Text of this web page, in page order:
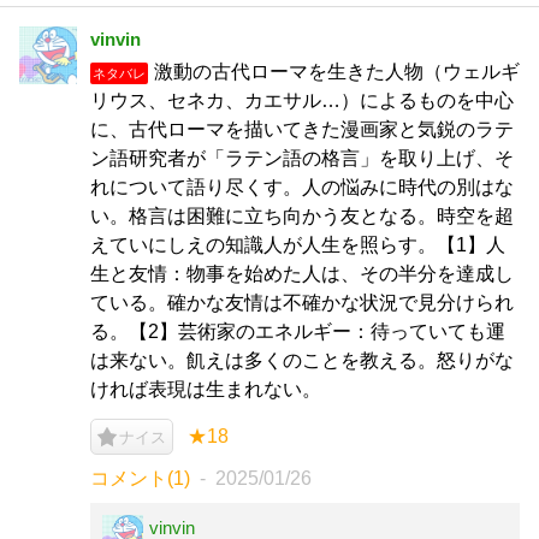
vinvin
ネタバレ
激動の古代ローマを生きた人物（ウェルギ
リウス、セネカ、カエサル…）によるものを中心
に、古代ローマを描いてきた漫画家と気鋭のラテ
ン語研究者が「ラテン語の格言」を取り上げ、そ
れについて語り尽くす。人の悩みに時代の別はな
い。格言は困難に立ち向かう友となる。時空を超
えていにしえの知識人が人生を照らす。【1】人
生と友情：物事を始めた人は、その半分を達成し
ている。確かな友情は不確かな状況で見分けられ
る。【2】芸術家のエネルギー：待っていても運
は来ない。飢えは多くのことを教える。怒りがな
ければ表現は生まれない。
ナイス ★18
コメント(1) 2025/01/26
vinvin